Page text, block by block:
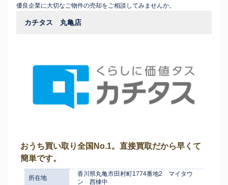
優良企業に大切なご物件の売却をご相談してみませんか。
カチタス 丸亀店
おうち買い取り全国No.1。直接買取だから早くて
簡単です。
所在地
香川県丸亀市田村町1774番地2 マイタウ
ン 西棟中